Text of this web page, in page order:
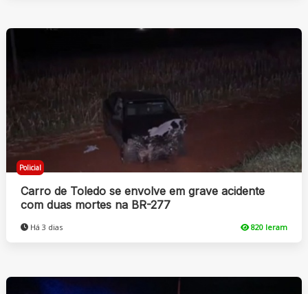
Policial
Carro de Toledo se envolve em grave acidente
com duas mortes na BR-277
Há 3 dias 820 leram